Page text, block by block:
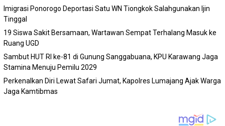
Imigrasi Ponorogo Deportasi Satu WN Tiongkok Salahgunakan Ijin
Tinggal
19 Siswa Sakit Bersamaan, Wartawan Sempat Terhalang Masuk ke
Ruang UGD
Sambut HUT RI ke-81 di Gunung Sanggabuana, KPU Karawang Jaga
Stamina Menuju Pemilu 2029
Perkenalkan Diri Lewat Safari Jumat, Kapolres Lumajang Ajak Warga
Jaga Kamtibmas